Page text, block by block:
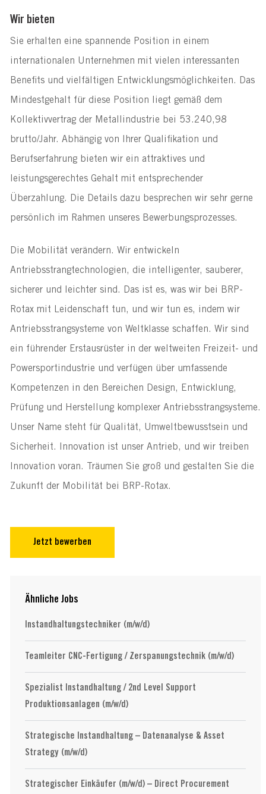
Wir bieten
internationalen Unternehmen mit vielen interessanten
Benefits und vielfältigen Entwicklungsmöglichkeiten. Das
Mindestgehalt für diese Position liegt gemäß dem
Kollektivvertrag der Metallindustrie bei 53.240,98
brutto/Jahr. Abhängig von Ihrer Qualifikation und
Berufserfahrung bieten wir ein attraktives und
leistungsgerechtes Gehalt mit entsprechender
Überzahlung. Die Details dazu besprechen wir sehr gerne
persönlich im Rahmen unseres Bewerbungsprozesses.
Die Mobilität verändern. Wir entwickeln
Antriebsstrangtechnologien, die intelligenter, sauberer,
sicherer und leichter sind. Das ist es, was wir bei BRP-
Rotax mit Leidenschaft tun, und wir tun es, indem wir
Antriebsstrangsysteme von Weltklasse schaffen. Wir sind
ein führender Erstausrüster in der weltweiten Freizeit- und
Powersportindustrie und verfügen über umfassende
Kompetenzen in den Bereichen Design, Entwicklung,
Prüfung und Herstellung komplexer Antriebsstrangsysteme.
Unser Name steht für Qualität, Umweltbewusstsein und
Sicherheit. Innovation ist unser Antrieb, und wir treiben
Innovation voran. Träumen Sie groß und gestalten Sie die
Zukunft der Mobilität bei BRP-Rotax.
Jetzt bewerben
Ähnliche Jobs
Instandhaltungstechniker (m/w/d)
Teamleiter CNC-Fertigung / Zerspanungstechnik (m/w/d)
Spezialist Instandhaltung / 2nd Level Support
Produktionsanlagen (m/w/d)
Strategische Instandhaltung – Datenanalyse & Asset
Strategy (m/w/d)
Strategischer Einkäufer (m/w/d) – Direct Procurement